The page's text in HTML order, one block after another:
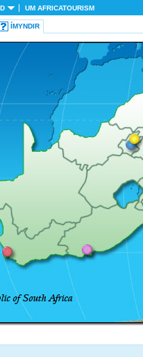
UM AFRICATOURISM
ÍMYNDIR